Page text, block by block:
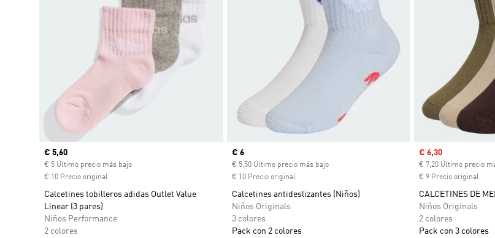
Precio actual
€ 5,60
€ 5 Último precio más bajo
€ 10 Precio original
Calcetines tobilleros adidas Outlet Value
Linear (3 pares)
Niños Performance
2 colores
Precio actual
€ 6
€ 5,50 Último precio más bajo
€ 10 Precio original
Calcetines antideslizantes (Niños)
Niños Originals
3 colores
Pack con 2 colores
Precio de venta
€ 6,30
€ 7,20 Último precio
€ 9 Precio original
CALCETINES DE
Niños Originals
2 colores
Pack con 3 colores